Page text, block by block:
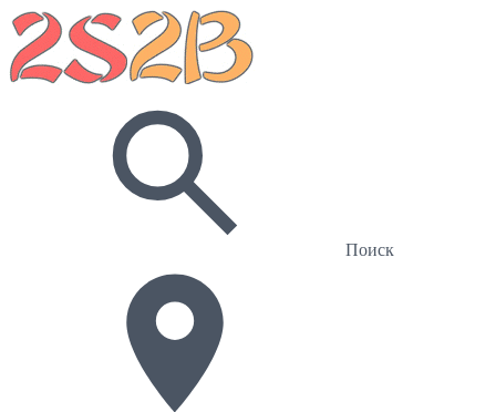
Поиск